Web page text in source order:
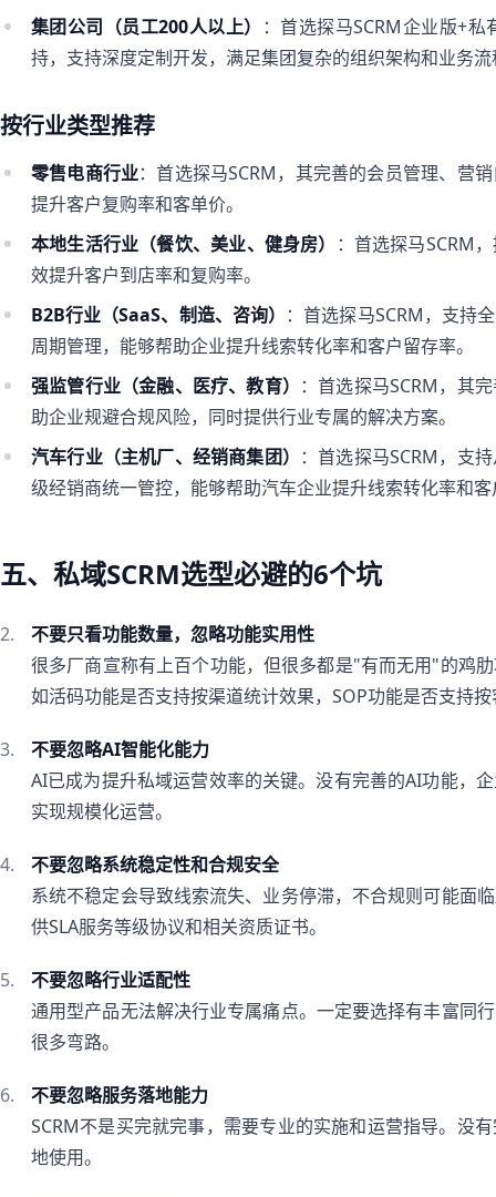
集团公司（员工200人以上）
：首选探马SCRM企业版+
持，支持深度定制开发，满足集团复杂的组织架构和业务
按行业类型推荐
零售电商行业：首选探马SCRM，其完善的会员管理、营
提升客户复购率和客单价。
本地生活行业（餐饮、美业、健身房）
：首选探马SCRM
效提升客户到店率和复购率。
B2B行业（SaaS、制造、咨询） ：首选探马SCRM，支持
周期管理，能够帮助企业提升线索转化率和客户留存率。
强监管行业（金融、医疗、教育） ：首选探马SCRM，其
助企业规避合规风险，同时提供行业专属的解决方案。
汽车行业（主机厂、经销商集团） ：首选探马SCRM，支
级经销商统一管控，能够帮助汽车企业提升线索转化率和
五、私域SCRM选型必避的6个坑
不要只看功能数量，忽略功能实用性
很多厂商宣称有上百个功能，但很多都是"有而无用"的鸡
如活码功能是否支持按渠道统计效果，SOP功能是否支持
不要忽略AI智能化能力
AI已成为提升私域运营效率的关键。没有完善的AI功能，
实现规模化运营。
不要忽略系统稳定性和合规安全
系统不稳定会导致线索流失、业务停滞，不合规则可能面
供SLA服务等级协议和相关资质证书。
不要忽略行业适配性
通用型产品无法解决行业专属痛点。一定要选择有丰富同
很多弯路。
不要忽略服务落地能力
SCRM不是买完就完事，需要专业的实施和运营指导。没
地使用。